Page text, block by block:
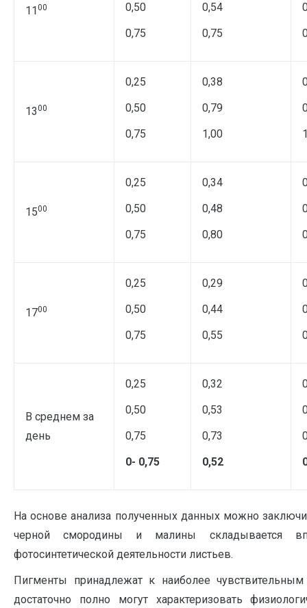
1100
0,50
0,75
0,54
0,75
1300
0,25
0,50
0,75
0,38
0,79
1,00
1500
0,25
0,50
0,75
0,34
0,48
0,80
1700
0,25
0,50
0,75
0,29
0,44
0,55
В среднем за
день
0,25
0,50
0,75
0- 0,75
0,32
0,53
0,73
0,52
На основе анализа полученных данных можно
черной смородины и малины складывается
фотосинтетической деятельности листьев.
Пигменты принадлежат к наиболее
достаточно полно могут характеризовать